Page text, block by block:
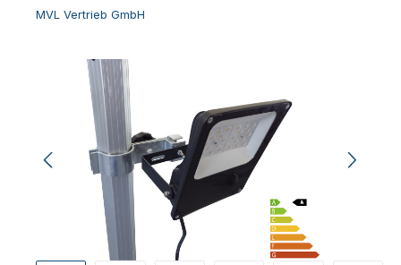
MVL Vertrieb GmbH
Bildergalerie überspringen